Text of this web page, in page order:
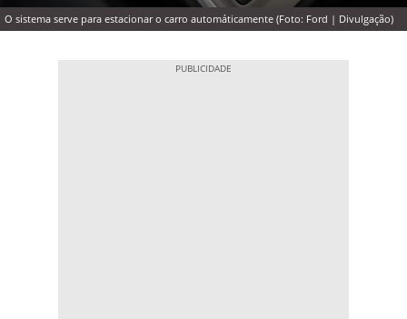
O sistema serve para estacionar o carro automáticamente (Foto: Ford | Divulgação)